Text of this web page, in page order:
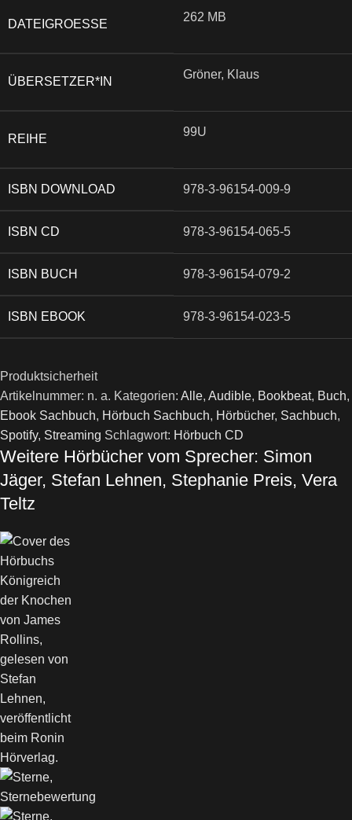
DATEIGROESSE
262 MB
ÜBERSETZER*IN
Gröner, Klaus
REIHE
99U
ISBN DOWNLOAD 978-3-96154-009-9
ISBN CD 978-3-96154-065-5
ISBN BUCH 978-3-96154-079-2
ISBN EBOOK 978-3-96154-023-5
Produktsicherheit
Artikelnummer: n. a. Kategorien: Alle, Audible, Bookbeat, Buch,
Ebook Sachbuch, Hörbuch Sachbuch, Hörbücher, Sachbuch,
Spotify, Streaming Schlagwort: Hörbuch CD
Weitere Hörbücher vom Sprecher: Simon
Jäger, Stefan Lehnen, Stephanie Preis, Vera
Teltz